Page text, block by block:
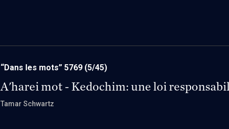
“Dans les mots” 5769 (5/45)
A'harei mot - Kedochim: une loi
Tamar Schwartz